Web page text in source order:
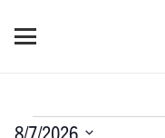
8/7/2026